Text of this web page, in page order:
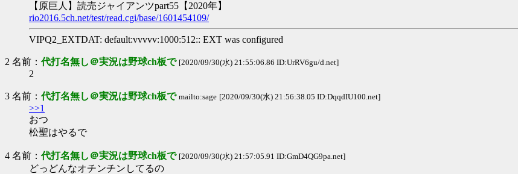
【原巨人】読売ジャイアンツpart55【2020年】
rio2016.5ch.net/test/read.cgi/base/1601454109/
VIPQ2_EXTDAT: default:vvvvv:1000:512:: EXT was configured
2 名前： 代打名無し＠実況は野球ch板で [2020/09/30(水) 21:55:06.86 ID:UrRV6gu/d.net]
2
3 名前： 代打名無し＠実況は野球ch板で mailto:sage [2020/09/30(水) 21:56:38.05 ID:DqqdIU100.net]
>>1
おつ
松聖はやるで
4 名前： 代打名無し＠実況は野球ch板で [2020/09/30(水) 21:57:05.91 ID:GmD4QG9pa.net]
どっどんなオチンチンしてるの